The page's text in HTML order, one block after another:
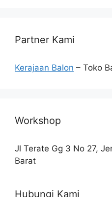
Partner Kami
Kerajaan Balon – Toko
Workshop
Jl Terate Gg 3 No 27,
Barat
Hubungi Kami